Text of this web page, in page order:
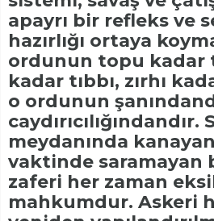
apayrı bir refleks ve
hazırlığı ortaya
ordunun topu kadar
kadar tıbbı, zırhı
o ordunun
caydırıcılığındandır.
meydanında
vaktinde saramayan
zaferi her zaman
mahkumdur. Askeri